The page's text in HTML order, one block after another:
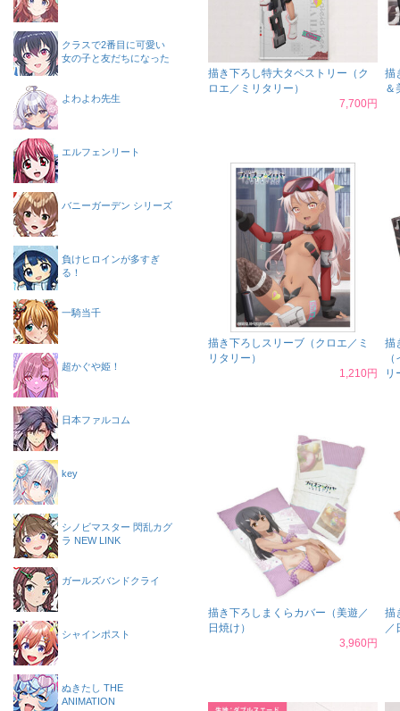
描き下ろし特大タペストリー（ク
ロエ／ミリタリー）
7,700円
描
＆
描き下ろしスリーブ（クロエ／ミ
リタリー）
1,210円
描
リ
描き下ろしまくらカバー（美遊／
日焼け）
3,960円
描
／
クラスで2番目に可愛い
女の子と友だちになった
よわよわ先生
エルフェンリート
バニーガーデン シリーズ
負けヒロインが多すぎ
る！
一騎当千
超かぐや姫！
日本ファルコム
key
シノビマスター 閃乱カグ
ラ NEW LINK
ガールズバンドクライ
シャインポスト
ぬきたし THE
ANIMATION